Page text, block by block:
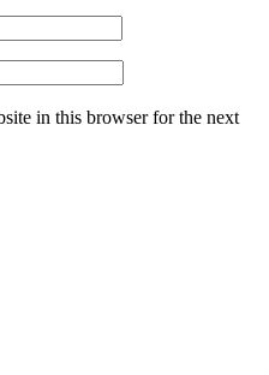
in this browser for the next